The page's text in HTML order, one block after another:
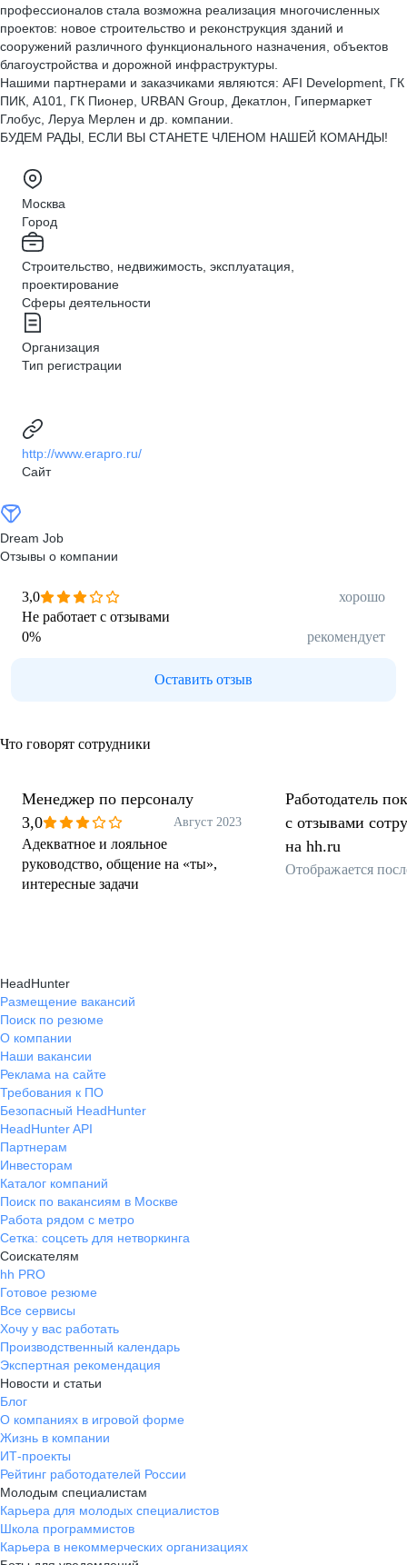
профессионалов стала возможна реализация многочисленных
проектов: новое строительство и реконструкция зданий и
сооружений различного функционального назначения, объектов
благоустройства и дорожной инфраструктуры.
Нашими партнерами и заказчиками являются: AFI Development, ГК
ПИК, А101, ГК Пионер, URBAN Group, Декатлон, Гипермаркет
Глобус, Леруа Мерлен и др. компании.
БУДЕМ РАДЫ, ЕСЛИ ВЫ СТАНЕТЕ ЧЛЕНОМ НАШЕЙ КОМАНДЫ!
Москва
Город
Строительство, недвижимость, эксплуатация,
проектирование
Сферы деятельности
Организация
Тип регистрации
http://www.erapro.ru/
Сайт
Dream Job
Отзывы о компании
3,0
хорошо
Не работает с отзывами
0% рекомендует
Оставить отзыв
Что говорят сотрудники
Менеджер по персоналу
3,0
Август 2023
Адекватное и лояльное
руководство, общение на «ты»,
интересные задачи
Работодатель
с отзывами
на hh.ru
Отображается
HeadHunter
Размещение вакансий
Поиск по резюме
О компании
Наши вакансии
Реклама на сайте
Требования к ПО
Безопасный HeadHunter
HeadHunter API
Партнерам
Инвесторам
Каталог компаний
Поиск по вакансиям в Москве
Работа рядом с метро
Сетка: соцсеть для нетворкинга
Соискателям
hh PRO
Готовое резюме
Все сервисы
Хочу у вас работать
Производственный календарь
Экспертная рекомендация
Новости и статьи
Блог
О компаниях в игровой форме
Жизнь в компании
ИТ-проекты
Рейтинг работодателей России
Молодым специалистам
Карьера для молодых специалистов
Школа программистов
Карьера в некоммерческих организациях